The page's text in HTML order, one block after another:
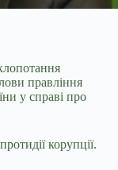
правління
у справі про
корупції.